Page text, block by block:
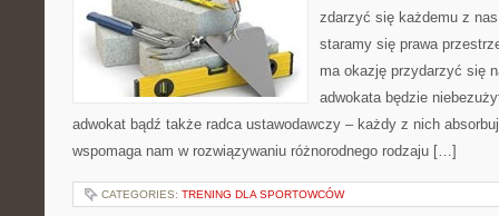
zdarzyć się każdemu z
staramy się prawa
ma okazję przydarzyć się
adwokata będzie
adwokat bądź także radca ustawodawczy – każdy z nich
wspomaga nam w rozwiązywaniu różnorodnego rodzaju […]
CATEGORIES: TRENING DLA SPORTOWCÓW